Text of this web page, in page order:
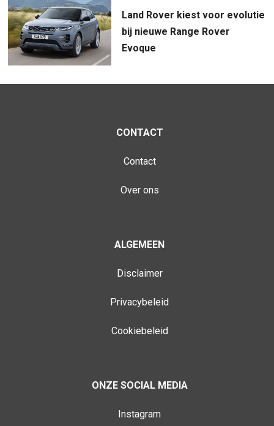
Land Rover kiest voor evolutie
bij nieuwe Range Rover
Evoque
CONTACT
Contact
Over ons
ALGEMEEN
Disclaimer
Privacybeleid
Cookiebeleid
ONZE SOCIAL MEDIA
Instagram